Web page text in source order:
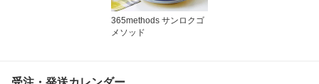
365methods サンロクゴ
メソッド